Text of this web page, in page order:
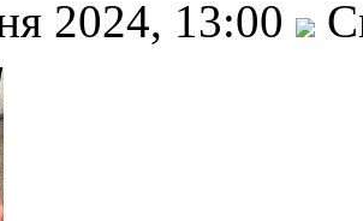
2024, 13:00